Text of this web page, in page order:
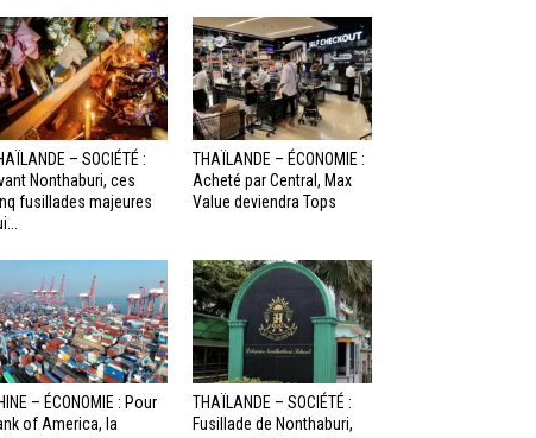
– SOCIÉTÉ :
Nonthaburi, ces
fusillades majeures
THAÏLANDE – ÉCONOMIE :
Acheté par Central, Max
Value deviendra Tops
– ÉCONOMIE : Pour
of America, la
THAÏLANDE – SOCIÉTÉ :
Fusillade de Nonthaburi,